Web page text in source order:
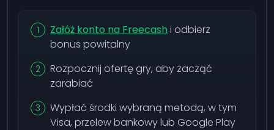
Załóż konto na Freecashi odbierz
bonus powitalny
Rozpocznij ofertę gry, aby zacząć
zarabiać
Wypłać środki wybraną metodą, w tym
Visa, przelew bankowy lub Google Play